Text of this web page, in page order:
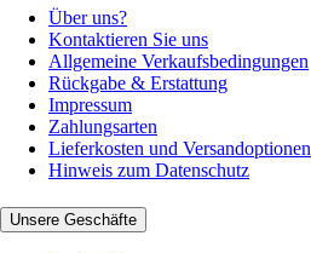
Über uns?
Kontaktieren Sie uns
Allgemeine Verkaufsbedingungen
Rückgabe & Erstattung
Impressum
Zahlungsarten
Lieferkosten und Versandoptionen
Hinweis zum Datenschutz
Unsere Geschäfte